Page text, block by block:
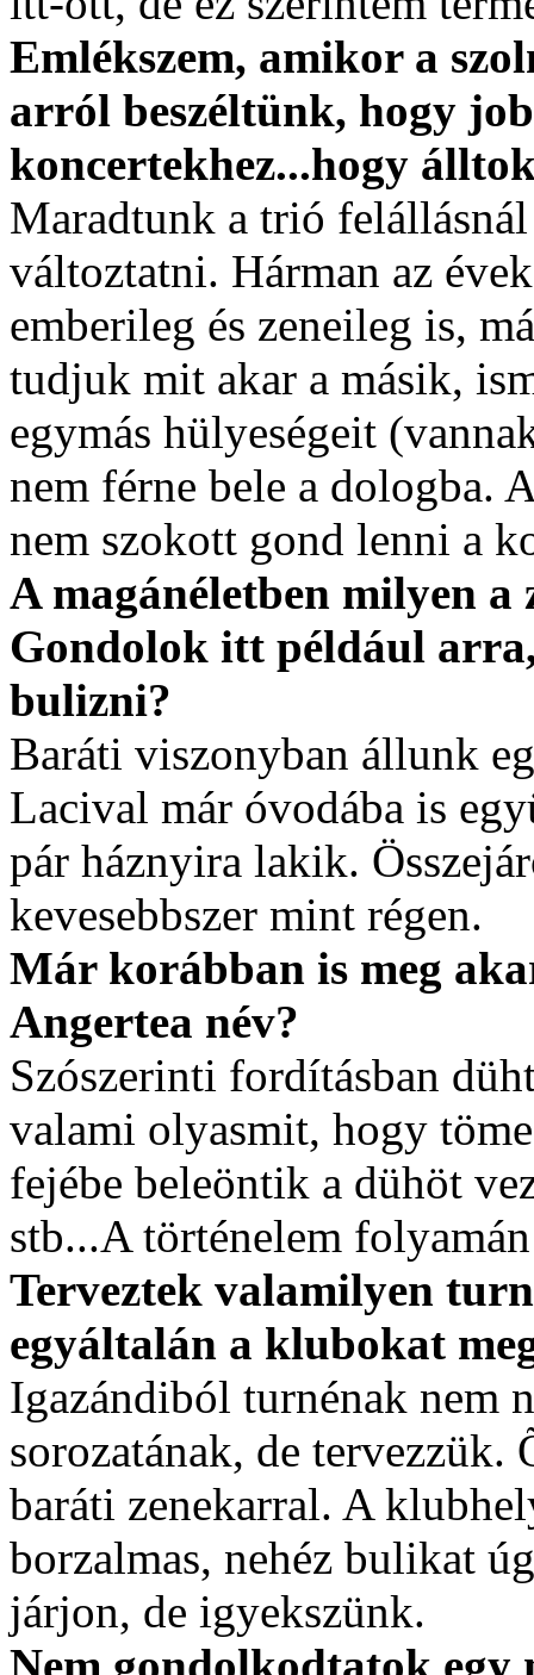
Emlékszem, amikor a
arról beszéltünk, hogy
koncertekhez...hogy
Maradtunk a trió
változtatni. Hárman az
emberileg és zeneileg is,
tudjuk mit akar a másik,
egymás hülyeségeit
nem férne bele a dologba.
nem szokott gond lenni a
A magánéletben milyen
Gondolok itt például
bulizni?
Baráti viszonyban állunk
Lacival már óvodába is
pár háznyira lakik.
kevesebbszer mint régen.
Már korábban is meg
Angertea név?
Szószerinti fordításban
valami olyasmit, hogy
fejébe beleöntik a dühöt
stb...A történelem
Terveztek valamilyen
egyáltalán a klubokat
Igazándiból turnénak nem
sorozatának, de tervezzük.
baráti zenekarral. A
borzalmas, nehéz bulikat
járjon, de igyekszünk.
Nem gondolkodtatok egy